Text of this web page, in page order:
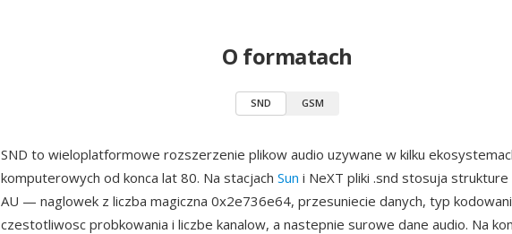
O formatach
SND GSM
SND to wieloplatformowe rozszerzenie plikow audio uzywane w kilku
komputerowych od konca lat 80. Na stacjach Sun i NeXT pliki .snd stosuja
AU — naglowek z liczba magiczna 0x2e736e64, przesuniecie danych, typ
czestotliwosc probkowania i liczbe kanalow, a nastepnie surowe dane audio. Na